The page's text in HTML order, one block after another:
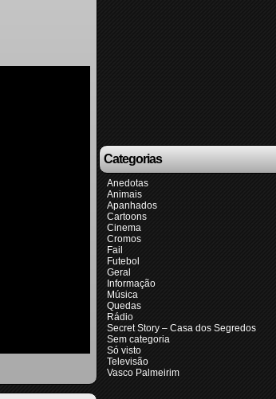
Categorias
Anedotas
Animais
Apanhados
Cartoons
Cinema
Cromos
Fail
Futebol
Geral
Informação
Música
Quedas
Rádio
Secret Story – Casa dos Segredos
Sem categoria
Só visto
Televisão
Vasco Palmeirim